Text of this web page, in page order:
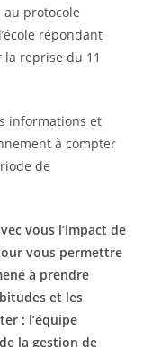
au protocole
répondant
reprise du 11
informations et
à compter
de
vous l’impact de
vous permettre
à prendre
et les
: l’équipe
la gestion de